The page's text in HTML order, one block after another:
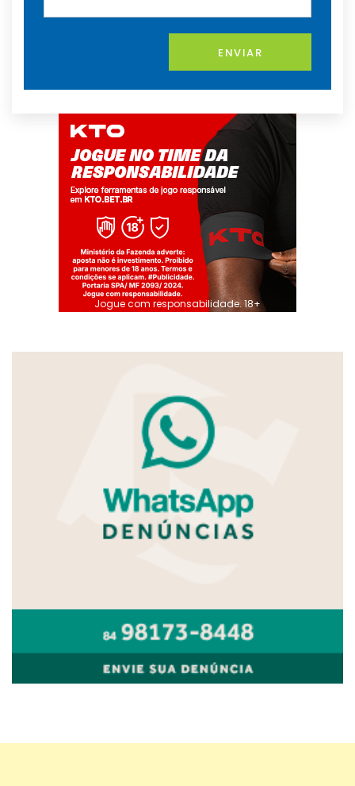
ENVIAR
Jogue com responsabilidade. 18+